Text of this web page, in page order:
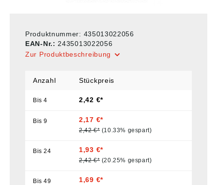
Produktnummer: 435013022056
EAN-Nr.: 2435013022056
Zur Produktbeschreibung
Anzahl Stückpreis
Bis4 2,42 €*
Bis9 2,17 €*
2,42 €* (10.33% gespart)
Bis24 1,93 €*
2,42 €* (20.25% gespart)
Bis49 1,69 €*